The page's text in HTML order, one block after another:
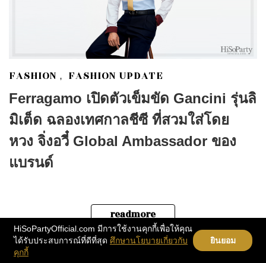
FASHION , FASHION UPDATE
Ferragamo เปิดตัวเข็มขัด Gancini รุ่นลิ
มิเต็ด ฉลองเทศกาลชีซี ที่สวมใส่โดย
หวง จิ่งอวี๋ Global Ambassador ของ
แบรนด์
readmore
HiSoPartyOfficial.com มีการใช้งานคุกกี้เพื่อให้คุณ
ได้รับประสบการณ์ที่ดีที่สุด ศึกษานโยบายเกี่ยวกับ
คุกกี้
ยินยอม